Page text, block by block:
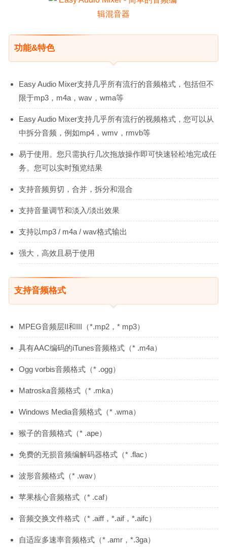
功能&特色
Easy Audio Mixer支持几乎所有流行的音频格式，包括但不
限于mp3，m4a，wav，wma等
Easy Audio Mixer支持几乎所有流行的视频格式，您可以从
中拆分音频，例如mp4，wmv，rmvb等
易于使用。您只需执行几次拖放操作即可快速轻松地完成任
务。您可以实时预览结果
支持音频剪切，合并，拆分和混合
支持音量调节和淡入/淡出效果
支持以mp3 / m4a / wav格式输出
强大，高效且易于使用
支持音频格式
MPEG音频层II和III（*.mp2，* mp3）
具有AAC编码的iTunes音频格式（* .m4a）
Ogg vorbis音频格式（* .ogg）
Matroska音频格式（* .mka）
Windows Media音频格式（* .wma）
猴子的音频格式（* .ape）
免费的无损音频编解码器格式（* .flac）
波形音频格式（* .wav）
苹果核心音频格式（* .caf）
音频交换文件格式（* .aiff，*.aif，*.aifc）
自适应多速率音频格式（* .amr，*.3ga）